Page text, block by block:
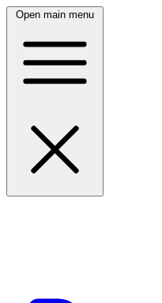
Open main menu